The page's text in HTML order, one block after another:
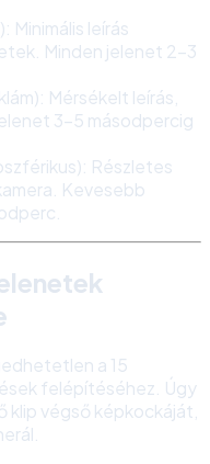
Minimális leírás
Minden jelenet 2-3
Mérsékelt leírás,
3-5 másodpercig
Részletes
Kevesebb
a 15
felépítéséhez. Úgy
klip végső képkockáját,